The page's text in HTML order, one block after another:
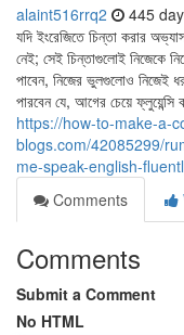
alaint516rrq2 445
যদি ইংরেজিতে চিন্তা করার
নেই; সেই চিন্তাগুলোই নিজেকে
পাবেন, নিজের ভুলগুলোও নিজেই
পারবেন যে, আগের চেয়ে
https://how-to-make-a-
blogs.com/42085299/
me-speak-english-
Comments
Comments
Submit a Comment
No HTML